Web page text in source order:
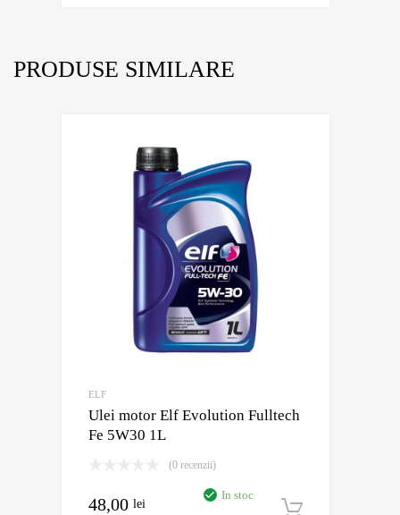
PRODUSE SIMILARE
ELF
Ulei motor Elf Evolution Fulltech
Fe 5W30 1L
(0 recenzii)
48,00 lei
In stoc